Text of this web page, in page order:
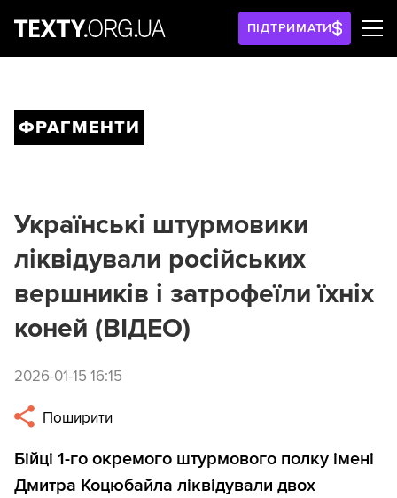
ПІДТРИМАТИ
ФРАГМЕНТИ
Українські штурмовики
ліквідували російських
вершників і затрофеїли їхніх
коней (ВІДЕО)
2026-01-15 16:15
Поширити
Бійці 1-го окремого штурмового полку імені
Дмитра Коцюбайла ліквідували двох